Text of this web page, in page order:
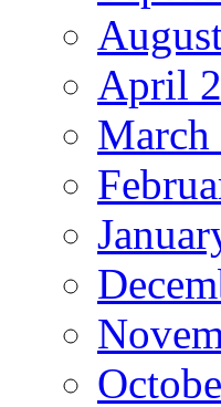
April
March